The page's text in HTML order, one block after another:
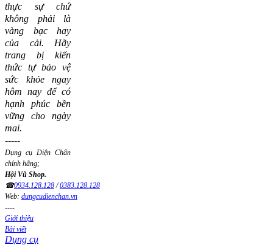
thực sự chứ
không phải là
vàng bạc hay
của cải. Hãy
trang bị kiến
thức tự bảo vệ
sức khỏe ngay
hôm nay để có
hạnh phúc bền
vững cho ngày
mai.
-----
Dụng cụ Diện Chẩn
chính hãng;
Hội Vũ Shop.
☎0934.128.128 /0383.128.128
Web: dungcudienchan.vn
----
Giới thiệu
Bài viết
Dụng cụ